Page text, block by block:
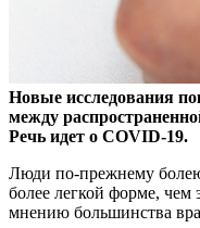
Новые исследования
между
Речь идет о COVID-19.
Люди по-прежнему
более легкой форме,
мнению большинства